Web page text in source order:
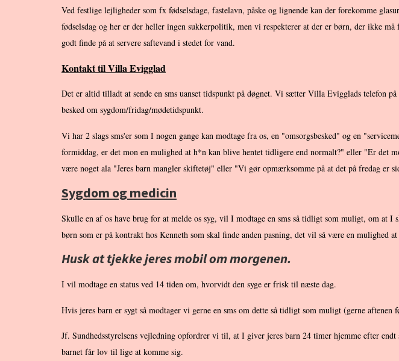
Ved festlige lejligheder som fx fødselsdage, fastelavn, påske og lignende kan der forekomme
fødselsdag og her er der heller ingen sukkerpolitik, men vi respekterer at der er børn, der ikke
godt finde på at servere saftevand i stedet for vand.
Kontakt til Villa Evigglad
Det er altid tilladt at sende en sms uanset tidspunkt på døgnet. Vi sætter Villa Evigglads telefon
besked om sygdom/fridag/mødetidspunkt.
Vi har 2 slags sms'er som I nogen gange kan modtage fra os, en "omsorgsbesked" og en
formiddag, er det mon en mulighed at h*n kan blive hentet tidligere end normalt?" eller "Er det
være noget ala "Jeres barn mangler skiftetøj" eller "Vi gør opmærksomme på at det på fredag er
Sygdom og medicin
Skulle en af os have brug for at melde os syg, vil I modtage en sms så tidligt som muligt, om at
børn som er på kontrakt hos Kenneth som skal finde anden pasning, det vil så være en mulighed
Husk at tjekke jeres mobil om morgenen.
I vil modtage en status ved 14 tiden om, hvorvidt den syge er frisk til næste dag.
Hvis jeres barn er sygt så modtager vi gerne en sms om dette så tidligt som muligt (gerne aftenen
Jf. Sundhedsstyrelsens vejledning opfordrer vi til, at I giver jeres barn 24 timer hjemme efter
barnet får lov til lige at komme sig.